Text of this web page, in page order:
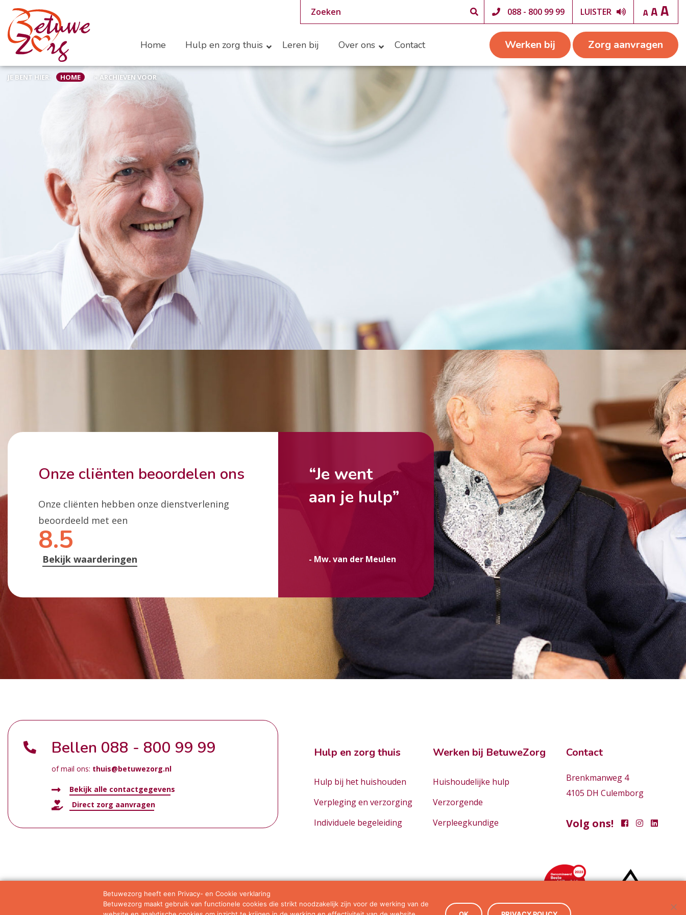
088 - 800 99 99 LUISTER
Home Hulp en zorg thuis Leren bij Over ons Contact Werken bij Zorg aanvragen
JE BENT HIER: HOME » ARCHIEVEN VOOR
Onze cliënten beoordelen ons
Onze cliënten hebben onze dienstverlening
beoordeeld met een
8.5
Bekijk waarderingen
“Je went
aan je hulp”
- Mw. van der Meulen
Bellen 088 - 800 99 99
of mail ons: thuis@betuwezorg.nl
Bekijk alle contactgegevens
Direct zorg aanvragen
Hulp en zorg thuis
Hulp bij het huishouden
Verpleging en verzorging
Individuele begeleiding
Werken bij BetuweZorg
Huishoudelijke hulp
Verzorgende
Verpleegkundige
Contact
Brenkmanweg 4
4105 DH Culemborg
Volg ons!
Privacy statement Algemene voorwaarden
Betuwezorg heeft een Privacy- en Cookie verklaring
Betuwezorg maakt gebruik van functionele cookies die strikt noodzakelijk zijn voor de werking van de